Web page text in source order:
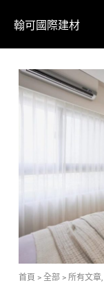
翰可國際建材
首頁 > 全部 > 所有文章,